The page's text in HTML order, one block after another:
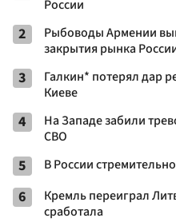
России
2
Рыбоводы Армении
закрытия рынка
3
Галкин* потерял дар
Киеве
4
На Западе забили
СВО
5 В России
6
Кремль переиграл
сработала